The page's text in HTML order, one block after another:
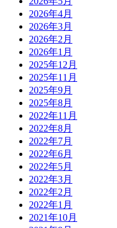
2026年4月
2026年3月
2026年2月
2026年1月
2025年12月
2025年11月
2025年9月
2025年8月
2022年11月
2022年8月
2022年7月
2022年6月
2022年5月
2022年3月
2022年2月
2022年1月
2021年10月